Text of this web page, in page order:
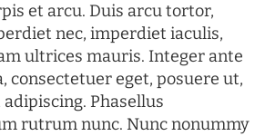
et arcu. Duis arcu tortor,
nec, imperdiet iaculis,
ultrices mauris. Integer ante
consectetuer eget, posuere ut,
Phasellus
rutrum nunc. Nunc nonummy